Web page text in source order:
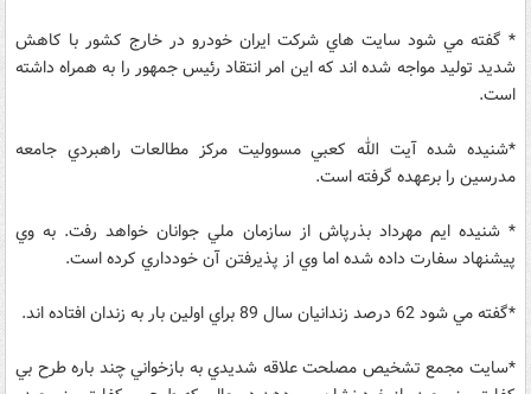
* گفته مي شود سايت هاي شرکت ايران خودرو در خارج کشور با کاهش
شديد توليد مواجه شده اند که اين امر انتقاد رئيس جمهور را به همراه داشته
است.
*شنيده شده آيت الله کعبي مسووليت مرکز مطالعات راهبردي جامعه
مدرسين را برعهده گرفته است.
* شنيده ايم مهرداد بذرپاش از سازمان ملي جوانان خواهد رفت. به وي
پيشنهاد سفارت داده شده اما وي از پذيرفتن آن خودداري کرده است.
*گفته مي شود 62 درصد زندانيان سال 89 براي اولين بار به زندان افتاده اند.
*سايت مجمع تشخيص مصلحت علاقه شديدي به بازخواني چند باره طرح بي